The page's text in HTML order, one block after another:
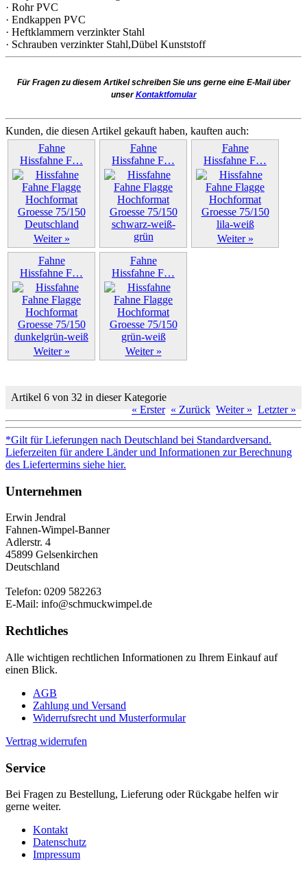
· Rohr PVC
· Endkappen PVC
· Heftklammern verzinkter Stahl
· Schrauben verzinkter Stahl,Dübel Kunststoff
Für Fragen zu diesem Artikel schreiben Sie uns gerne eine E-Mail über
unserKontaktfomular
Kunden, die diesen Artikel gekauft haben, kauften auch:
Fahne
Hissfahne F…
Weiter »
Fahne
Hissfahne F…
Weiter »
Fahne
Hissfahne F…
Weiter »
Fahne
Hissfahne F…
Weiter »
Fahne
Hissfahne F…
Weiter »
Artikel 6 von 32 in dieser Kategorie
« Erster « Zurück Weiter » Letzter »
*Gilt für Lieferungen nach Deutschland bei Standardversand.
Lieferzeiten für andere Länder und Informationen zur Berechnung
des Liefertermins siehe hier.
Unternehmen
Erwin Jendral
Fahnen-Wimpel-Banner
Adlerstr. 4
45899 Gelsenkirchen
Deutschland
Telefon: 0209 582263
E-Mail: info@schmuckwimpel.de
Rechtliches
Alle wichtigen rechtlichen Informationen zu Ihrem Einkauf auf
einen Blick.
AGB
Zahlung und Versand
Widerrufsrecht und Musterformular
Vertrag widerrufen
Service
Bei Fragen zu Bestellung, Lieferung oder Rückgabe helfen wir
gerne weiter.
Kontakt
Datenschutz
Impressum